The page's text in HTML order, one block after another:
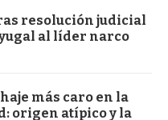
resolución judicial
al líder narco
más caro en la
origen atípico y la